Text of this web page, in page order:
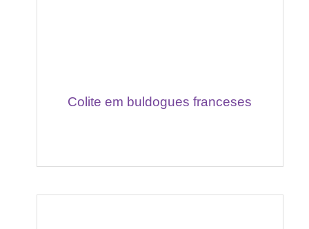
Colite em buldogues franceses